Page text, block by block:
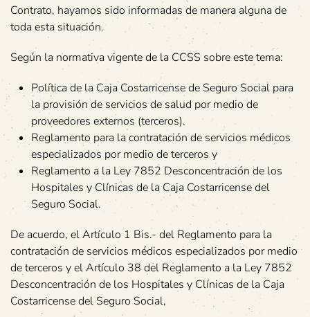
Contrato, hayamos sido informadas de manera alguna de
toda esta situación.
Según la normativa vigente de la CCSS sobre este tema:
Política de la Caja Costarricense de Seguro Social para
la provisión de servicios de salud por medio de
proveedores externos (terceros).
Reglamento para la contratación de servicios médicos
especializados por medio de terceros y
Reglamento a la Ley 7852 Desconcentración de los
Hospitales y Clínicas de la Caja Costarricense del
Seguro Social.
De acuerdo, el Artículo 1 Bis.- del Reglamento para la
contratación de servicios médicos especializados por medio
de terceros y el Artículo 38 del Reglamento a la Ley 7852
Desconcentración de los Hospitales y Clínicas de la Caja
Costarricense del Seguro Social,